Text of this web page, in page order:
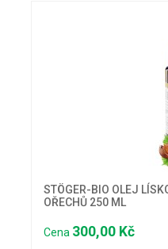
STÖGER-BIO OLEJ
OŘECHŮ 250 ML
Cena 300,00 Kč